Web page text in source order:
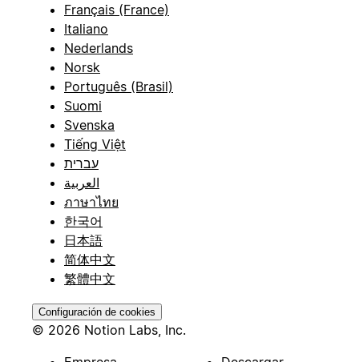
Français (France)
Italiano
Nederlands
Norsk
Português (Brasil)
Suomi
Svenska
Tiếng Việt
עברית
العربية
ภาษาไทย
한국어
日本語
简体中文
繁體中文
Configuración de cookies
© 2026 Notion Labs, Inc.